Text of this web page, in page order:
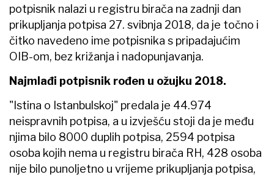
potpisnik nalazi u registru birača na zadnji dan
prikupljanja potpisa 27. svibnja 2018, da je točno i
čitko navedeno ime potpisnika s pripadajućim
OIB-om, bez križanja i nadopunjavanja.
Najmlađi potpisnik rođen u ožujku 2018.
"Istina o Istanbulskoj" predala je 44.974
neispravnih potpisa, a u izvješću stoji da je među
njima bilo 8000 duplih potpisa, 2594 potpisa
osoba kojih nema u registru birača RH, 428 osoba
nije bilo punoljetno u vrijeme prikupljanja potpisa,